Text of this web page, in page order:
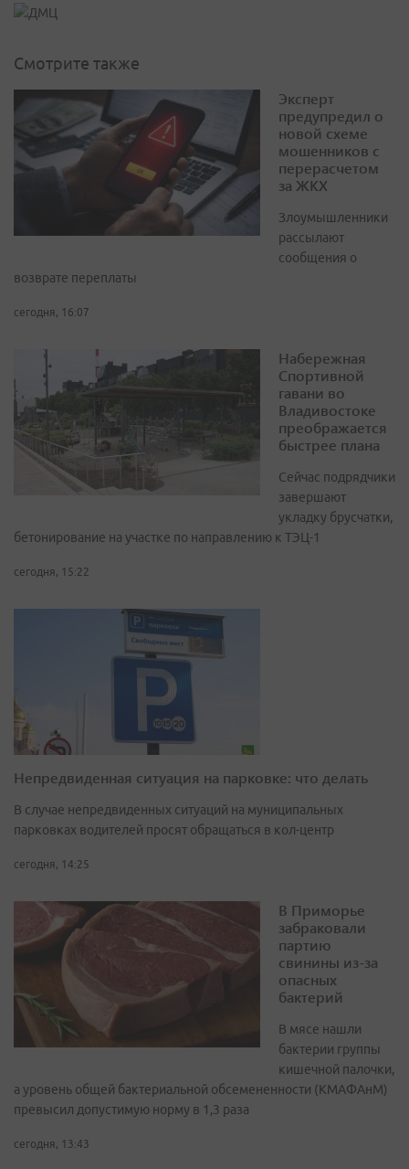
Смотрите также
Эксперт
предупредил о
новой схеме
мошенников с
перерасчетом
за ЖКХ
Злоумышленники
рассылают
сообщения о
возврате переплаты
сегодня, 16:07
Набережная
Спортивной
гавани во
Владивостоке
преображается
быстрее плана
Сейчас подрядчики
завершают
укладку брусчатки,
бетонирование на участке по направлению к ТЭЦ-1
сегодня, 15:22
Непредвиденная ситуация на парковке: что делать
В случае непредвиденных ситуаций на муниципальных
парковках водителей просят обращаться в кол-центр
сегодня, 14:25
В Приморье
забраковали
партию
свинины из-за
опасных
бактерий
В мясе нашли
бактерии группы
кишечной палочки,
а уровень общей бактериальной обсемененности (КМАФАнМ)
превысил допустимую норму в 1,3 раза
сегодня, 13:43